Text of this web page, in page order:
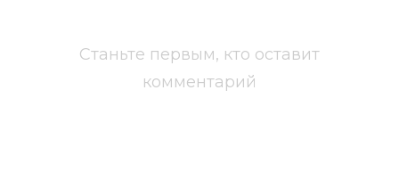
Станьте первым, кто оставит
комментарий